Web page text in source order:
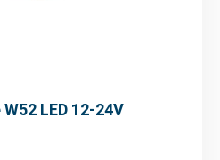
LED 12-24V